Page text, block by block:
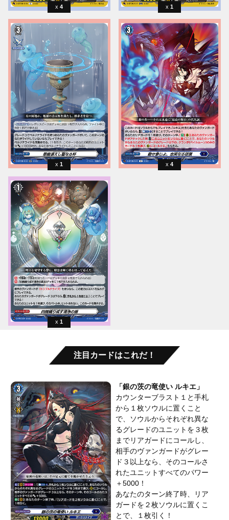
4 1
1 4
1
注目カードはこれだ！
「銀の茨の竜使い ルキエ」
カウンターブラスト１と手札
から１枚ソウルに置くこと
で、ソウルからそれぞれ異な
るグレードのユニットを３枚
までリアガードにコールし、
相手のヴァンガードがグレー
ド３以上なら、そのコールさ
れたユニットすべてのパワー
＋5000！
あなたのターン終了時、リア
ガードを２枚ソウルに置くこ
とで、１枚引く！